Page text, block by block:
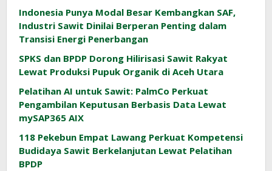
Indonesia Punya Modal Besar Kembangkan SAF,
Industri Sawit Dinilai Berperan Penting dalam
Transisi Energi Penerbangan
SPKS dan BPDP Dorong Hilirisasi Sawit Rakyat
Lewat Produksi Pupuk Organik di Aceh Utara
Pelatihan AI untuk Sawit: PalmCo Perkuat
Pengambilan Keputusan Berbasis Data Lewat
mySAP365 AIX
118 Pekebun Empat Lawang Perkuat Kompetensi
Budidaya Sawit Berkelanjutan Lewat Pelatihan
BPDP